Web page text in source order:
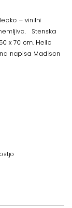
– vinilni
Stenska
x 70 cm. Hello
napisa Madison